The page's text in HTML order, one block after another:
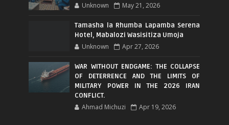
Unknown May 21, 2026
Tamasha la Rhumba Lapamba Serena
Hotel, Mabalozi Wasisitiza Umoja
Unknown Apr 27, 2026
WAR WITHOUT ENDGAME: THE COLLAPSE
OF DETERRENCE AND THE LIMITS OF
MILITARY POWER IN THE 2026 IRAN
CONFLICT.
Ahmad Michuzi Apr 19, 2026